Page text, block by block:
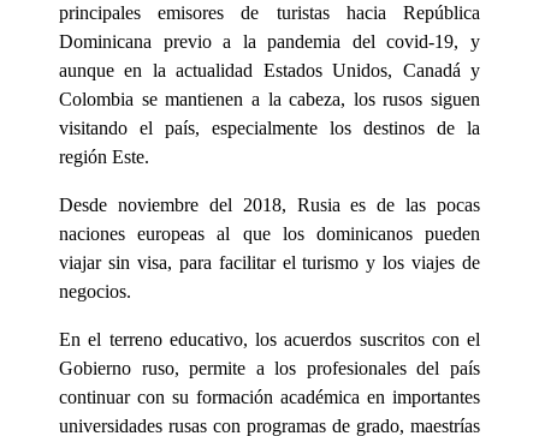
principales emisores de turistas hacia República
Dominicana previo a la pandemia del covid-19, y
aunque en la actualidad Estados Unidos, Canadá y
Colombia se mantienen a la cabeza, los rusos siguen
visitando el país, especialmente los destinos de la
región Este.
Desde noviembre del 2018, Rusia es de las pocas
naciones europeas al que los dominicanos pueden
viajar sin visa, para facilitar el turismo y los viajes de
negocios.
En el terreno educativo, los acuerdos suscritos con el
Gobierno ruso, permite a los profesionales del país
continuar con su formación académica en importantes
universidades rusas con programas de grado, maestrías